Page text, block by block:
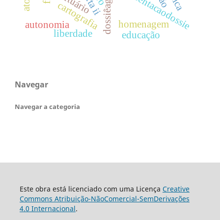
homenagem
educação
cartografia
autonomia
liberdade
Navegar
Navegar a categoria
Este obra está licenciado com uma Licença Creative
Commons Atribuição-NãoComercial-SemDerivações
4.0 Internacional.